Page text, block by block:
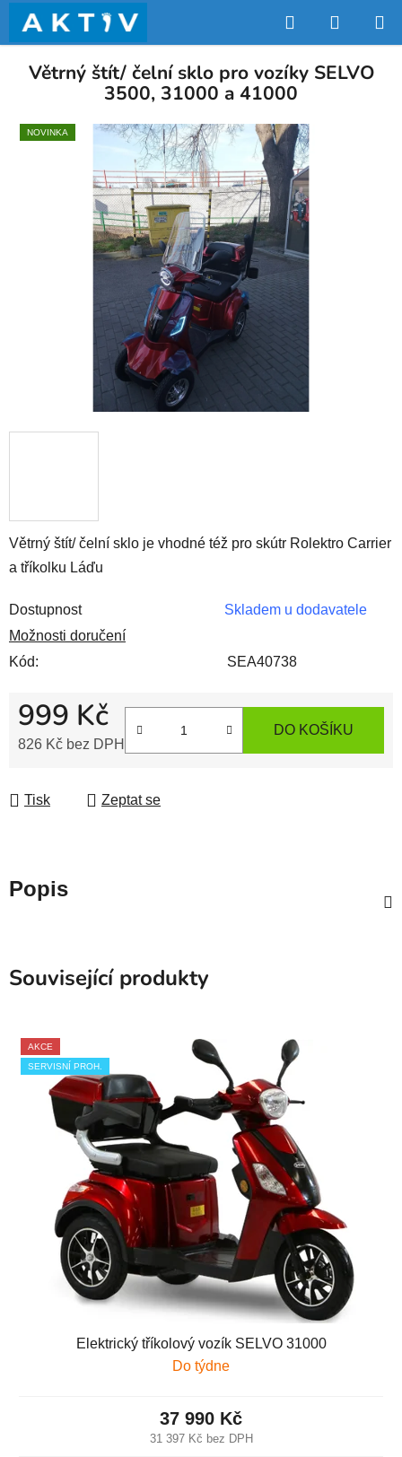
obsah
Hledat
KOŠÍK
Větrný štít/ čelní sklo je vhodné též pro skútr Rolektro Carrier
a tříkolku Láďu
Dostupnost
Skladem u dodavatele
Možnosti doručení
Kód:
SEA40738
999 Kč
826 Kč bez DPH
DO KOŠÍKU
Tisk Zeptat se
Větrný štít/ čelní sklo pro vozíky SELVO
3500, 31000 a 41000
NOVINKA
Popis
Související produkty
AKCE
SERVISNÍ PROH.
Elektrický tříkolový vozík SELVO 31000
Do týdne
31 397 Kč bez DPH
37 990 Kč